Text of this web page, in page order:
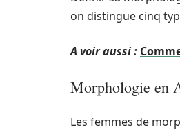
on distingue cinq
A voir aussi :
Morphologie en
Les femmes de